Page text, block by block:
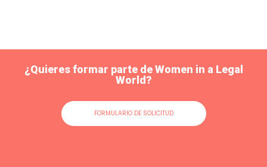
¿Quieres formar parte de Women in a Legal
World?
FORMULARIO DE SOLICITUD